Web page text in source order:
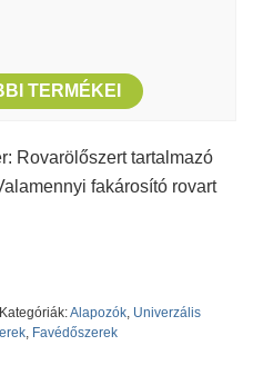
TERMÉKEI
Rovarölőszert tartalmazó
fakárosító rovart
Kategóriák:Alapozók, Univerzális
, Favédőszerek